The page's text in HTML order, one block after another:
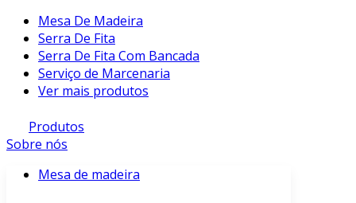
Mesa De Madeira
Serra De Fita
Serra De Fita Com Bancada
Serviço de Marcenaria
Ver mais produtos
Produtos
Sobre nós
Mesa de madeira